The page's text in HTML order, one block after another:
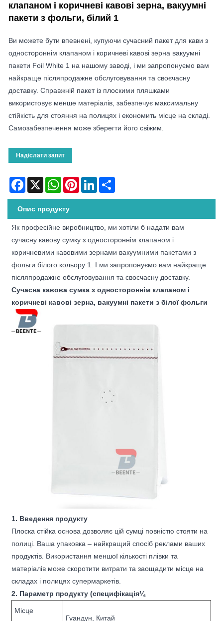
клапаном і коричневі кавові зерна, вакуумні
пакети з фольги, білий 1
Ви можете бути впевнені, купуючи сучасний пакет для кави з
одностороннім клапаном і коричневі кавові зерна вакуумні
пакети Foil White 1 на нашому заводі, і ми запропонуємо вам
найкраще післяпродажне обслуговування та своєчасну
доставку. Справжній пакет із плоскими пляшками
використовує менше матеріалів, забезпечує максимальну
стійкість для стояння на полицях і економить місце на складі.
Самозабезпечення може зберегти його свіжим.
Надіслати запит
Facebook
X WhatsAppPinterestLinkedIn
Опис продукту
Як професійне виробництво, ми хотіли б надати вам
сучасну кавову сумку з одностороннім клапаном і
коричневими кавовими зернами вакуумними пакетами з
фольги білого кольору 1. І ми запропонуємо вам найкраще
післяпродажне обслуговування та своєчасну доставку.
Сучасна кавова сумка з одностороннім клапаном і
коричневі кавові зерна, вакуумні пакети з білої фольги
1. Введення продукту
Плоска стійка основа дозволяє цій сумці повністю стояти на
полиці. Ваша упаковка – найкращий спосіб реклами ваших
продуктів. Використання меншої кількості плівки та
матеріалів може скоротити витрати та заощадити місце на
складах і полицях супермаркетів.
2. Параметр продукту (специфікація¼
Місце
Гуандун, Китай